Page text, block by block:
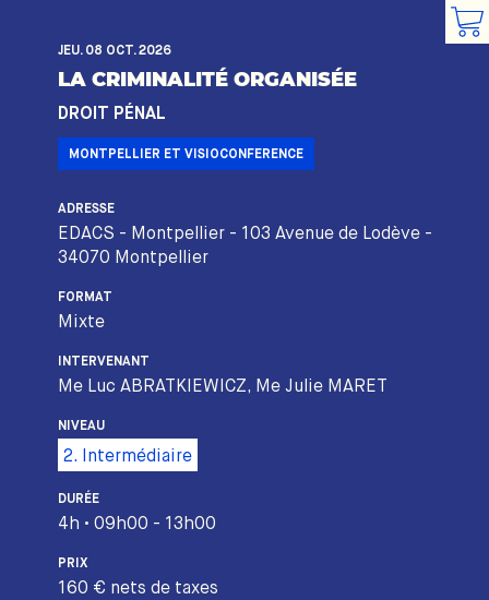
JEU. 08 OCT. 2026
LA CRIMINALITÉ ORGANISÉE
DROIT PÉNAL
MONTPELLIER ET VISIOCONFERENCE
ADRESSE
EDACS - Montpellier - 103 Avenue de Lodève -
34070 Montpellier
FORMAT
Mixte
INTERVENANT
Me Luc ABRATKIEWICZ, Me Julie MARET
NIVEAU
2. Intermédiaire
DURÉE
4h • 09h00 - 13h00
PRIX
160 € nets de taxes